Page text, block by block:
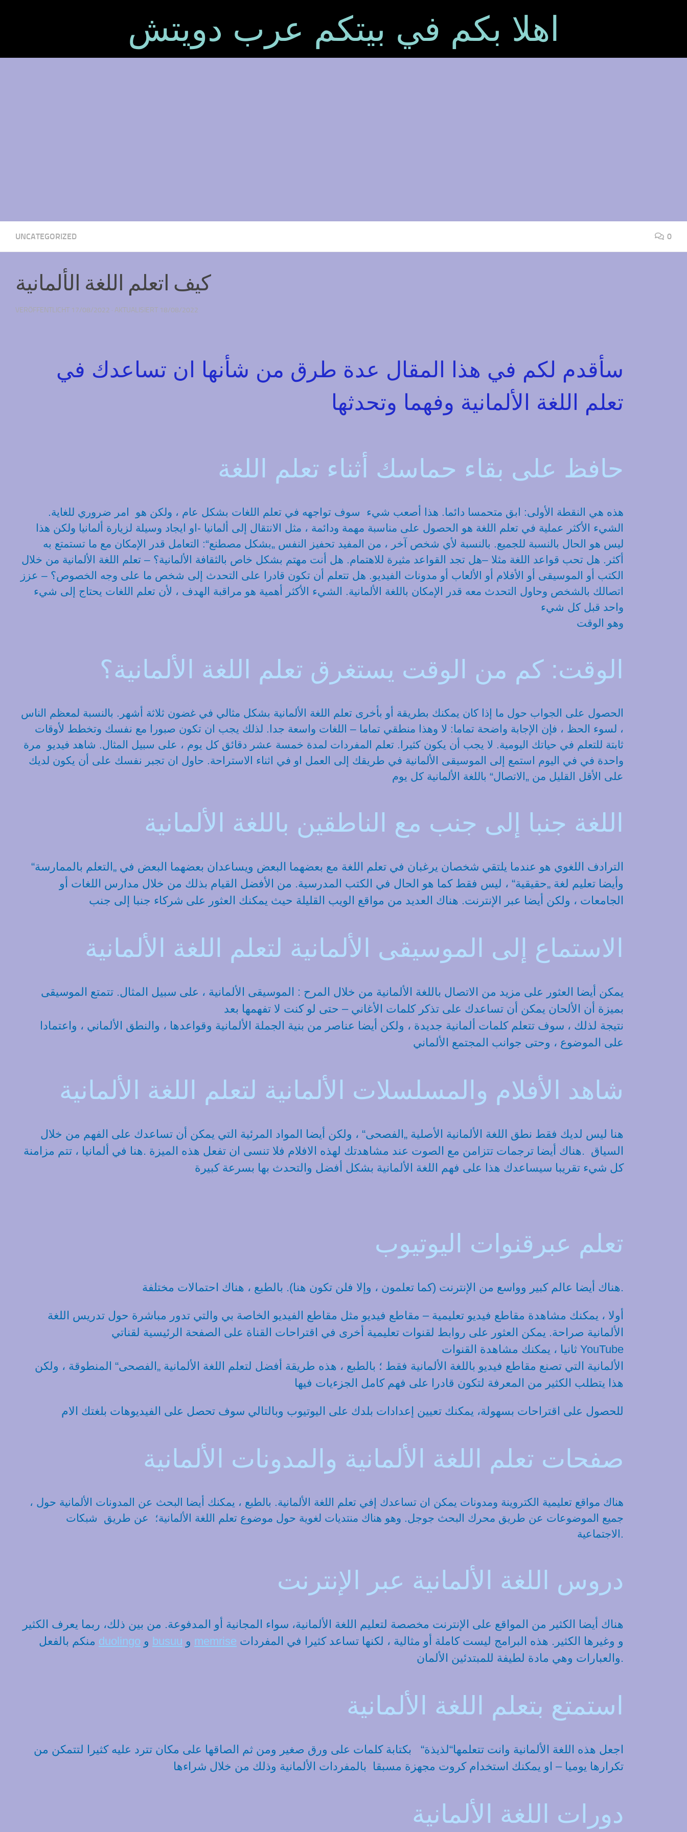
اهلا بكم في بيتكم عرب دويتش
UNCATEGORIZED 0
كيف اتعلم اللغة الألمانية
VERÖFFENTLICHT 17/08/2022 · AKTUALISIERT 18/08/2022
سأقدم لكم في هذا المقال عدة طرق من شأنها ان تساعدك في
تعلم اللغة الألمانية وفهما وتحدثها
حافظ على بقاء حماسك أثناء تعلم اللغة
هذه هي النقطة الأولى: ابق متحمسا دائما. هذا أصعب شيء سوف تواجهه في تعلم اللغات بشكل عام ، ولكن هو امر ضروري للغاية.
الشيء الأكثر عملية في تعلم اللغة هو الحصول على مناسبة مهمة ودائمة ، مثل الانتقال إلى ألمانيا -او ايجاد وسيلة لزيارة ألمانيا ولكن هذا
ليس هو الحال بالنسبة للجميع. بالنسبة لأي شخص آخر ، من المفيد تحفيز النفس „بشكل مصطنع“: التعامل قدر الإمكان مع ما تستمتع به
أكثر. هل تحب قواعد اللغة مثلا –هل تجد القواعد مثيرة للاهتمام. هل أنت مهتم بشكل خاص بالثقافة الألمانية؟ – تعلم اللغة الألمانية من خلال
الكتب أو الموسيقى أو الأفلام أو الألعاب أو مدونات الفيديو. هل تتعلم أن تكون قادرا على التحدث إلى شخص ما على وجه الخصوص؟ – عزز
اتصالك بالشخص وحاول التحدث معه قدر الإمكان باللغة الألمانية. الشيء الأكثر أهمية هو مراقبة الهدف ، لأن تعلم اللغات يحتاج إلى شيء
واحد قبل كل شيء
وهو الوقت
الوقت: كم من الوقت يستغرق تعلم اللغة الألمانية؟
الحصول على الجواب حول ما إذا كان يمكنك بطريقة أو بأخرى تعلم اللغة الألمانية بشكل مثالي في غضون ثلاثة أشهر. بالنسبة لمعظم الناس
، لسوء الحظ ، فإن الإجابة واضحة تماما: لا وهذا منطقي تماما – اللغات واسعة جدا. لذلك يجب ان تكون صبورا مع نفسك وتخطط لأوقات
ثابتة للتعلم في حياتك اليومية. لا يجب أن يكون كثيرا. تعلم المفردات لمدة خمسة عشر دقائق كل يوم ، على سبيل المثال. شاهد فيديو مرة
واحدة في في اليوم استمع إلى الموسيقى الألمانية في طريقك إلى العمل او في اثناء الاستراحة. حاول ان تجبر نفسك على أن يكون لديك
على الأقل القليل من „الاتصال“ باللغة الألمانية كل يوم
اللغة جنبا إلى جنب مع الناطقين باللغة الألمانية
الترادف اللغوي هو عندما يلتقي شخصان يرغبان في تعلم اللغة مع بعضهما البعض ويساعدان بعضهما البعض في „التعلم بالممارسة“
وأيضا تعليم لغة „حقيقية“ ، ليس فقط كما هو الحال في الكتب المدرسية. من الأفضل القيام بذلك من خلال مدارس اللغات أو
الجامعات ، ولكن أيضا عبر الإنترنت. هناك العديد من مواقع الويب القليلة حيث يمكنك العثور على شركاء جنبا إلى جنب
الاستماع إلى الموسيقى الألمانية لتعلم اللغة الألمانية
يمكن أيضا العثور على مزيد من الاتصال باللغة الألمانية من خلال المرح : الموسيقى الألمانية ، على سبيل المثال. تتمتع الموسيقى
بميزة أن الألحان يمكن أن تساعدك على تذكر كلمات الأغاني – حتى لو كنت لا تفهمها بعد
نتيجة لذلك ، سوف تتعلم كلمات ألمانية جديدة ، ولكن أيضا عناصر من بنية الجملة الألمانية وقواعدها ، والنطق الألماني ، واعتمادا
على الموضوع ، وحتى جوانب المجتمع الألماني
شاهد الأفلام والمسلسلات الألمانية لتعلم اللغة الألمانية
السياق .هناك أيضا ترجمات تتزامن مع الصوت عند مشاهدتك لهذه الافلام فلا تنسى ان تفعل هذه الميزة .هنا في ألمانيا ، تتم مزامنة
كل شيء تقريبا سيساعدك هذا على فهم اللغة الألمانية بشكل أفضل والتحدث بها بسرعة كبيرة
تعلم عبرقنوات اليوتيوب
هناك أيضا عالم كبير وواسع من الإنترنت (كما تعلمون ، وإلا فلن تكون هنا). بالطبع ، هناك احتمالات مختلفة.
أولا ، يمكنك مشاهدة مقاطع فيديو تعليمية – مقاطع فيديو مثل مقاطع الفيديو الخاصة بي والتي تدور مباشرة حول تدريس اللغة
الألمانية صراحة. يمكن العثور على روابط لقنوات تعليمية أخرى في اقتراحات القناة على الصفحة الرئيسية لقناتي
ثانيا ، يمكنك مشاهدة القنوات YouTube
الألمانية التي تصنع مقاطع فيديو باللغة الألمانية فقط ؛ بالطبع ، هذه طريقة أفضل لتعلم اللغة الألمانية „الفصحى“ المنطوقة ، ولكن
هذا يتطلب الكثير من المعرفة لتكون قادرا على فهم كامل الجزءيات فيها
للحصول على اقتراحات بسهولة، يمكنك تعيين إعدادات بلدك على اليوتيوب وبالتالي سوف تحصل على الفيديوهات بلغتك الام
صفحات تعلم اللغة الألمانية والمدونات الألمانية
، هناك مواقع تعليمية الكتروينة ومدونات يمكن ان تساعدك إفي تعلم اللغة الألمانية. بالطبع ، يمكنك أيضا البحث عن المدونات الألمانية حول
جميع الموضوعات عن طريق محرك البحث جوجل. وهو هناك منتديات لغوية حول موضوع تعلم اللغة الألمانية؛ عن طريق شبكات
الاجتماعية.
دروس اللغة الألمانية عبر الإنترنت
هناك أيضا الكثير من المواقع على الإنترنت مخصصة لتعليم اللغة الألمانية، سواء المجانية أو المدفوعة. من بين ذلك، ربما يعرف الكثير
duolingo busuu memrise
والعبارات وهي مادة لطيفة للمبتدئين الألمان.
استمتع بتعلم اللغة الألمانية
اجعل هذه اللغة الألمانية وانت تتعلمها“لذيذة“ بكتابة كلمات على ورق صغير ومن ثم الصاقها على مكان تترد عليه كثيرا لتتمكن من
تكرارها يوميا – او يمكنك استخدام كروت مجهزة مسبقا بالمفردات الألمانية وذلك من خلال شراءها
دورات اللغة الألمانية